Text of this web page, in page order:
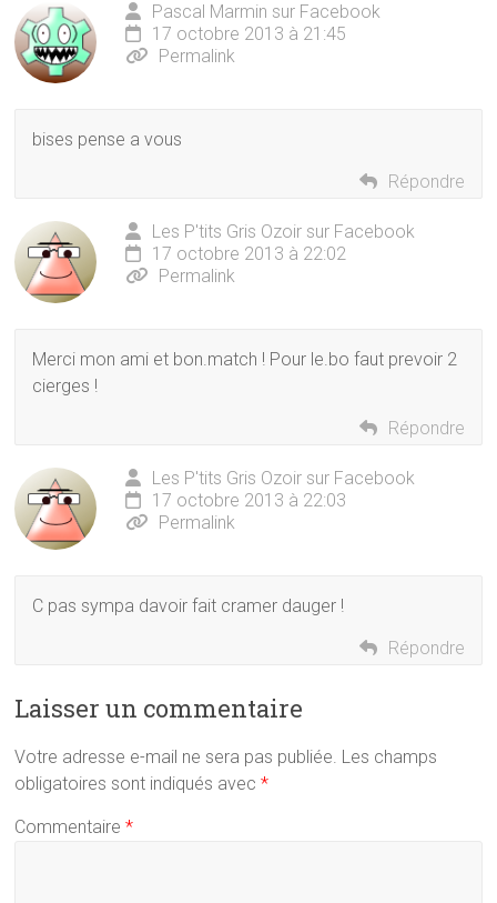
Pascal Marmin sur Facebook
17 octobre 2013 à 21:45
Permalink
bises pense a vous
Répondre
Les P'tits Gris Ozoir sur Facebook
17 octobre 2013 à 22:02
Permalink
Merci mon ami et bon.match ! Pour le.bo faut prevoir 2
cierges !
Répondre
Les P'tits Gris Ozoir sur Facebook
17 octobre 2013 à 22:03
Permalink
C pas sympa davoir fait cramer dauger !
Répondre
Laisser un commentaire
Votre adresse e-mail ne sera pas publiée. Les champs
obligatoires sont indiqués avec*
Commentaire*